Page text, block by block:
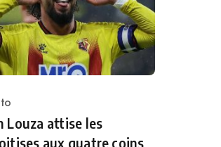
Louza attise les
aux quatre coins